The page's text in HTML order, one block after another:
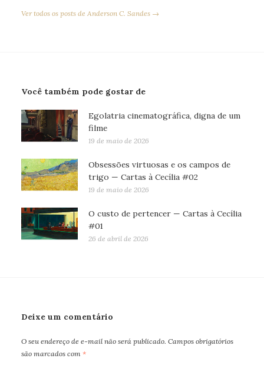
Ver todos os posts de Anderson C. Sandes →
Você também pode gostar de
Egolatria cinematográfica, digna de um
filme
19 de maio de 2026
Obsessões virtuosas e os campos de
trigo — Cartas à Cecília #02
19 de maio de 2026
O custo de pertencer — Cartas à Cecília
#01
26 de abril de 2026
Deixe um comentário
O seu endereço de e-mail não será publicado. Campos obrigatórios
são marcados com *